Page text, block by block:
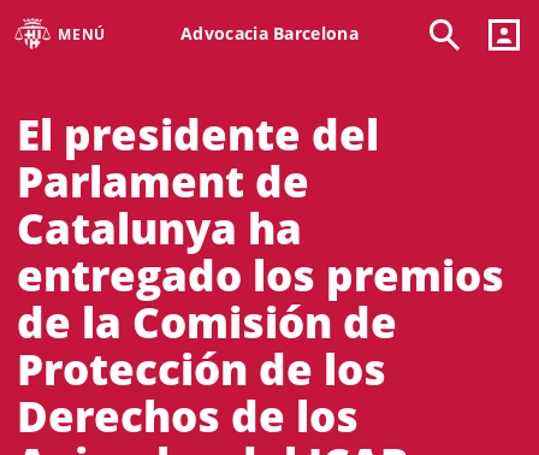
MENÚ Advocacia Barcelona
El presidente del
Parlament de
Catalunya ha
entregado los premios
de la Comisión de
Protección de los
Derechos de los